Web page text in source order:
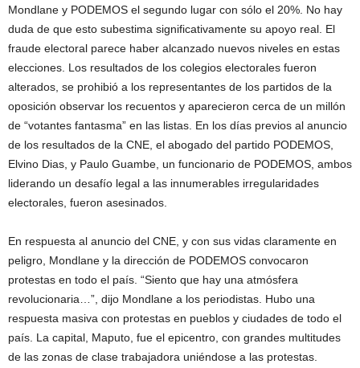
Mondlane y PODEMOS el segundo lugar con sólo el 20%. No hay
duda de que esto subestima significativamente su apoyo real. El
fraude electoral parece haber alcanzado nuevos niveles en estas
elecciones. Los resultados de los colegios electorales fueron
alterados, se prohibió a los representantes de los partidos de la
oposición observar los recuentos y aparecieron cerca de un millón
de “votantes fantasma” en las listas. En los días previos al anuncio
de los resultados de la CNE, el abogado del partido PODEMOS,
Elvino Dias, y Paulo Guambe, un funcionario de PODEMOS, ambos
liderando un desafío legal a las innumerables irregularidades
electorales, fueron asesinados.
En respuesta al anuncio del CNE, y con sus vidas claramente en
peligro, Mondlane y la dirección de PODEMOS convocaron
protestas en todo el país. “Siento que hay una atmósfera
revolucionaria…”, dijo Mondlane a los periodistas. Hubo una
respuesta masiva con protestas en pueblos y ciudades de todo el
país. La capital, Maputo, fue el epicentro, con grandes multitudes
de las zonas de clase trabajadora uniéndose a las protestas.